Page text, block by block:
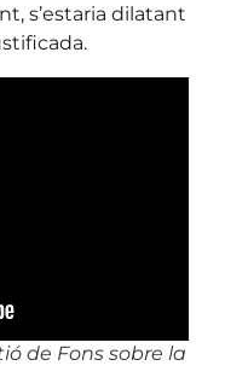
s’estaria dilatant
de Fons sobre la